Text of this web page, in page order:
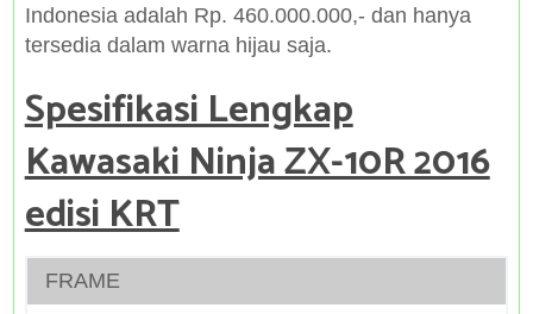
Indonesia adalah Rp. 460.000.000,- dan hanya
tersedia dalam warna hijau saja.
Spesifikasi Lengkap
Kawasaki Ninja ZX-10R 2016
edisi KRT
FRAME